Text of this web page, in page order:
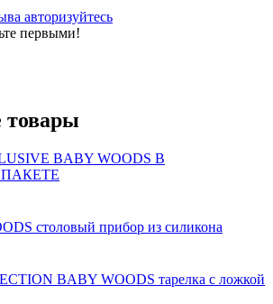
авторизуйтесь
первыми!
товары
BABY WOODS В
столовый прибор из силикона
BABY WOODS тарелка с ложкой